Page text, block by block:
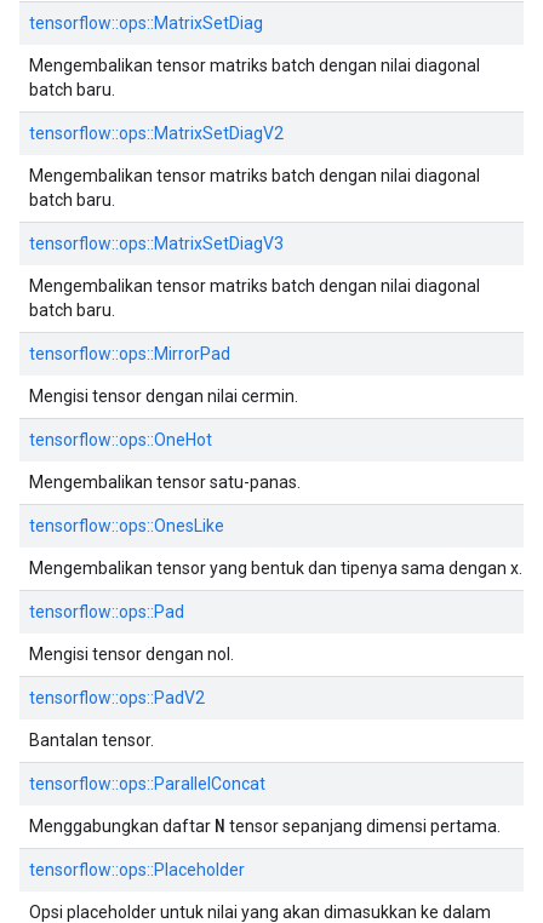
tensorflow::ops::MatrixSetDiag
Mengembalikan tensor matriks batch dengan nilai diagonal
batch baru.
tensorflow::ops::MatrixSetDiagV2
Mengembalikan tensor matriks batch dengan nilai diagonal
batch baru.
tensorflow::ops::MatrixSetDiagV3
Mengembalikan tensor matriks batch dengan nilai diagonal
batch baru.
tensorflow::ops::MirrorPad
Mengisi tensor dengan nilai cermin.
tensorflow::ops::OneHot
Mengembalikan tensor satu-panas.
tensorflow::ops::OnesLike
Mengembalikan tensor yang bentuk dan tipenya sama dengan x.
tensorflow::ops::Pad
Mengisi tensor dengan nol.
tensorflow::ops::PadV2
Bantalan tensor.
tensorflow::ops::ParallelConcat
Menggabungkan daftar N tensor sepanjang dimensi pertama.
tensorflow::ops::Placeholder
Opsi placeholder untuk nilai yang akan dimasukkan ke dalam